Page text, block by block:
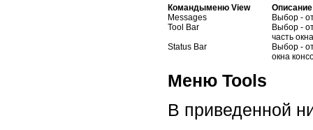
Командыменю View
Описание
Messages
Выбор -
Tool Bar
Выбор -
часть
Status Bar
Выбор -
окна
Меню Tools
В приведенной